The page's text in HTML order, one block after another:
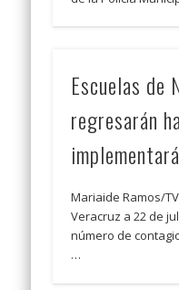
Escuelas de
regresarán
Mariaide Ramos/
Veracruz a 22 de
número de
…